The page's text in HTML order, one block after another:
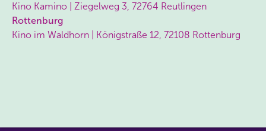
Kino Kamino | Ziegelweg 3, 72764 Reutlingen
Rottenburg
Kino im Waldhorn | Königstraße 12, 72108 Rottenburg